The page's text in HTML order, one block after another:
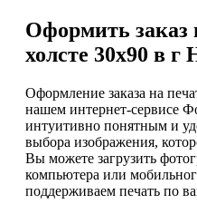
Оформить заказ
холсте 30х90 в г
Оформление заказа на
нашем интернет-сервисе
интуитивно понятным и
выбора изображения,
Вы можете загрузить
компьютера или
поддерживаем печать по